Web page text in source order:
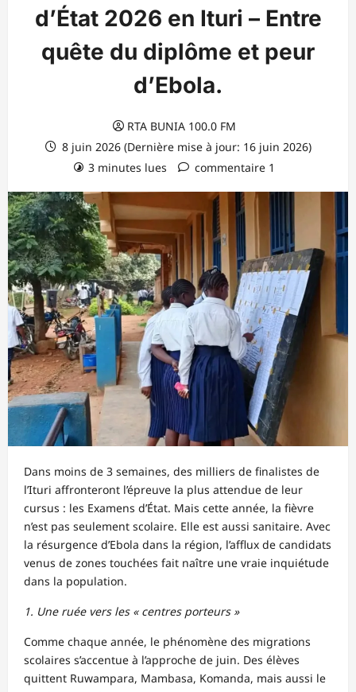
d’État 2026 en Ituri – Entre
quête du diplôme et peur
d’Ebola.
RTA BUNIA 100.0 FM
8 juin 2026 (Dernière mise à jour: 16 juin 2026)
3 minutes lues
commentaire 1
Dans moins de 3 semaines, des milliers de finalistes de
l’Ituri affronteront l’épreuve la plus attendue de leur
cursus : les Examens d’État. Mais cette année, la fièvre
n’est pas seulement scolaire. Elle est aussi sanitaire. Avec
la résurgence d’Ebola dans la région, l’afflux de candidats
venus de zones touchées fait naître une vraie inquiétude
dans la population.
1. Une ruée vers les « centres porteurs »
Comme chaque année, le phénomène des migrations
scolaires s’accentue à l’approche de juin. Des élèves
quittent Ruwampara, Mambasa, Komanda, mais aussi le